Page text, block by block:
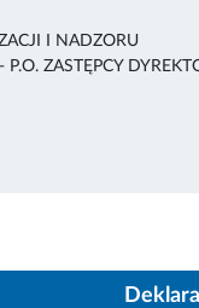
I NADZORU
P.O. ZASTĘPCY